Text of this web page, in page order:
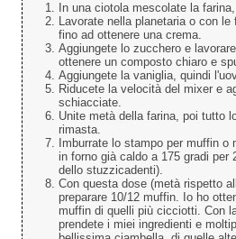
In una ciotola mescolate la
Lavorate nella planetaria o con
fino ad ottenere una crema.
Aggiungete lo zucchero e
ottenere un composto chiaro e
Aggiungete la vaniglia, quindi
Riducete la velocità del mixer e
schiacciate.
Unite metà della farina, poi tutto
rimasta.
Imburrate lo stampo per muffin
in forno già caldo a 175 gradi per
dello stuzzicadenti).
Con questa dose (metà rispetto
preparare 10/12 muffin. Io ho
muffin di quelli più cicciotti. Con
prendete i miei ingredienti e